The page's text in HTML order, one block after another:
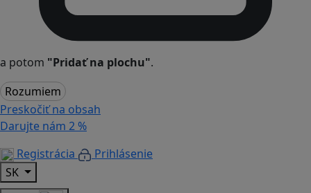
a potom "Pridať na plochu".
Rozumiem
Preskočiť na obsah
Darujte nám 2 %
Registrácia
Prihlásenie
SK